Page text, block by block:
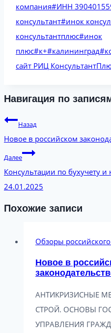
компания#ИНН
консультант#инок
консультантплюс#инок
плюс#к+#калининград#
сайт РИЦ
Навигация по
Назад
Новое в российском
Далее
Консультации по бухучету
24.01.2025
Похожие записи
Обзоры
Новое в
АНТИКРИЗИСНЫЕ
СТРОЙ. ОСНОВЫ
УПРАВЛЕНИЯ